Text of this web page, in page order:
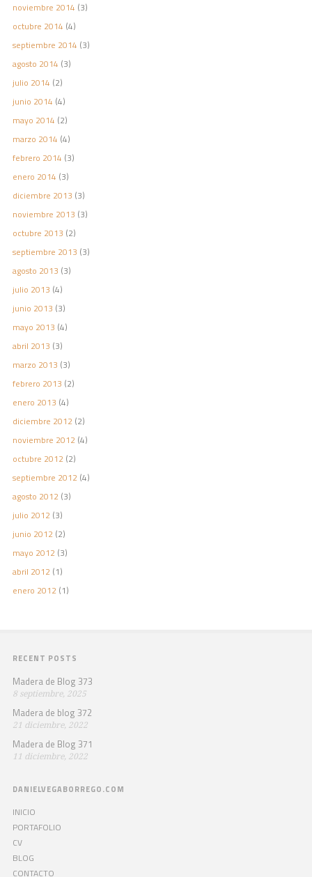
noviembre 2014 (3)
octubre 2014 (4)
septiembre 2014 (3)
agosto 2014 (3)
julio 2014 (2)
junio 2014 (4)
mayo 2014 (2)
marzo 2014 (4)
febrero 2014 (3)
enero 2014 (3)
diciembre 2013 (3)
noviembre 2013 (3)
octubre 2013 (2)
septiembre 2013 (3)
agosto 2013 (3)
julio 2013 (4)
junio 2013 (3)
mayo 2013 (4)
abril 2013 (3)
marzo 2013 (3)
febrero 2013 (2)
enero 2013 (4)
diciembre 2012 (2)
noviembre 2012 (4)
octubre 2012 (2)
septiembre 2012 (4)
agosto 2012 (3)
julio 2012 (3)
junio 2012 (2)
mayo 2012 (3)
abril 2012 (1)
enero 2012 (1)
RECENT POSTS
Madera de Blog 373
8 septiembre, 2025
Madera de blog 372
21 diciembre, 2022
Madera de Blog 371
11 diciembre, 2022
DANIELVEGABORREGO.COM
INICIO
PORTAFOLIO
CV
BLOG
CONTACTO